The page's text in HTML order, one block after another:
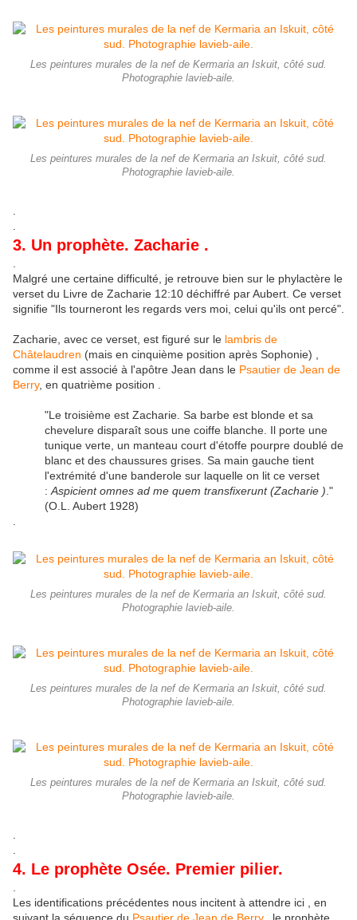
Les peintures murales de la nef de Kermaria an Iskuit, côté sud.
Photographie lavieb-aile.
Les peintures murales de la nef de Kermaria an Iskuit, côté sud.
Photographie lavieb-aile.
3. Un prophète. Zacharie .
Malgré une certaine difficulté, je retrouve bien sur le phylactère le
verset du Livre de Zacharie 12:10 déchiffré par Aubert. Ce verset
signifie "Ils tourneront les regards vers moi, celui qu'ils ont percé".
Zacharie, avec ce verset, est figuré sur le lambris de
Châtelaudren (mais en cinquième position après Sophonie) ,
comme il est associé à l'apôtre Jean dans le Psautier de Jean de
Berry, en quatrième position .
"Le troisième est Zacharie. Sa barbe est blonde et sa
chevelure disparaît sous une coiffe blanche. Il porte une
tunique verte, un manteau court d'étoffe pourpre doublé de
blanc et des chaussures grises. Sa main gauche tient
l'extrémité d'une banderole sur laquelle on lit ce verset
: Aspicient omnes ad me quem transfixerunt (Zacharie ) ."
(O.L. Aubert 1928)
Les peintures murales de la nef de Kermaria an Iskuit, côté sud.
Photographie lavieb-aile.
Les peintures murales de la nef de Kermaria an Iskuit, côté sud.
Photographie lavieb-aile.
Les peintures murales de la nef de Kermaria an Iskuit, côté sud.
Photographie lavieb-aile.
4. Le prophète Osée. Premier pilier.
Les identifications précédentes nous incitent à attendre ici , en